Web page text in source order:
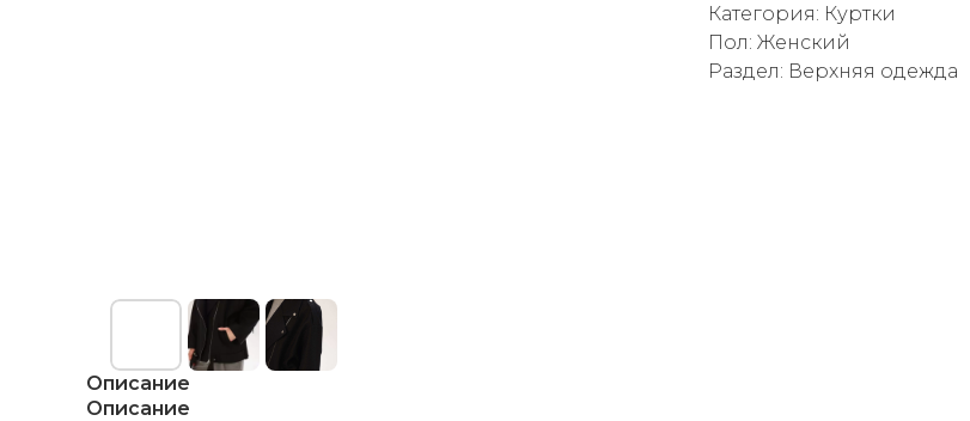
Категория: Куртки
Пол: Женский
Раздел: Верхняя одежда
Описание
Описание